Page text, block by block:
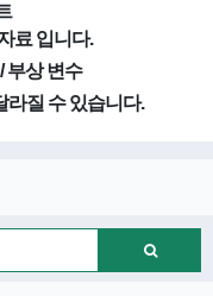
료 입니다.
부상 변수
라질 수 있습니다.